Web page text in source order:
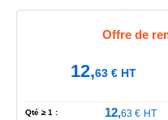
Offre de
12,63€HT
Qté ≥ 1 : 12,63€ HT